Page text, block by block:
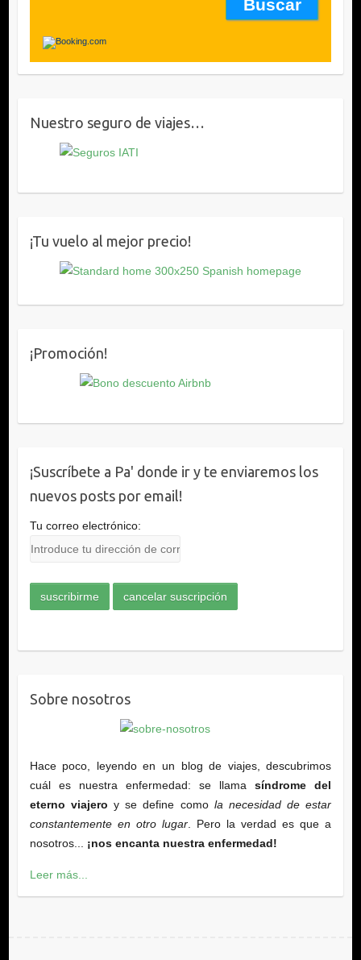
Nuestro seguro de viajes…
¡Tu vuelo al mejor precio!
¡Promoción!
¡Suscríbete a Pa' donde ir y te enviaremos los
nuevos posts por email!
Tu correo electrónico:
Sobre nosotros
Hace poco, leyendo en un blog de viajes, descubrimos
cuál es nuestra enfermedad: se llamasíndrome del
eterno viajero y se define como la necesidad de estar
constantemente en otro lugar. Pero la verdad es que a
nosotros... ¡nos encanta nuestra enfermedad!
Leer más...